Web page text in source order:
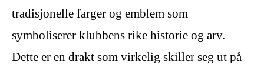
tradisjonelle farger og emblem som
symboliserer klubbens rike historie og arv.
Dette er en drakt som virkelig skiller seg ut på